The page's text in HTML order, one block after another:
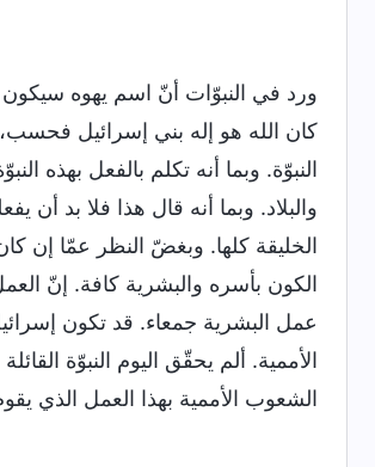
ورد في النبوّات أنّ اسم يهوه سيكون
كان الله هو إله بني إسرائيل
النبوّة. وبما أنه تكلم بالفعل بهذه
والبلاد. وبما أنه قال هذا فلا بد
الخليقة كلها. وبغضّ النظر عمّا إن
الكون بأسره والبشرية كافة. إنّ
عمل البشرية جمعاء. قد تكون
الأممية. ألم يحقّق اليوم النبوّة
الشعوب الأممية بهذا العمل الذي